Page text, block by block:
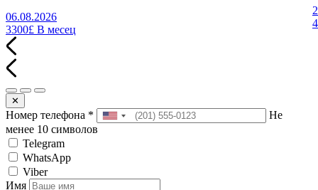
06.08.2026
3300£ В месец
✕
Номер телефона *
Не
менее 10 символов
Telegram
WhatsApp
Viber
Имя